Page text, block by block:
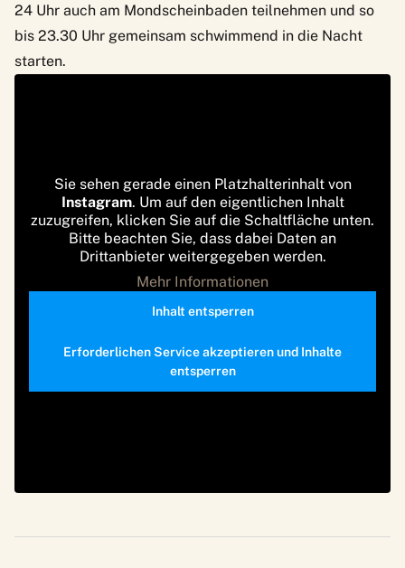
24 Uhr auch am Mondscheinbaden teilnehmen und so
bis 23.30 Uhr gemeinsam schwimmend in die Nacht
starten.
Sie sehen gerade einen Platzhalterinhalt von
Instagram. Um auf den eigentlichen Inhalt
zuzugreifen, klicken Sie auf die Schaltfläche unten.
Bitte beachten Sie, dass dabei Daten an
Drittanbieter weitergegeben werden.
Mehr Informationen
Inhalt entsperren
Erforderlichen Service akzeptieren und Inhalte
entsperren